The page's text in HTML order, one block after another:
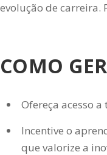
evolução de carreira.
COMO
Ofereça acesso
Incentive o
que valorize a